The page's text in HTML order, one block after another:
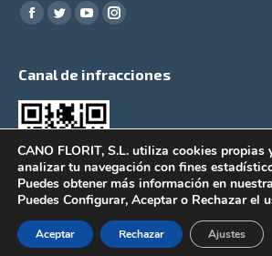
Encuéntranos en:
Facebook
TwitterYouTubeInstagram
Canal de infracciones
CANO FLORIT, S.L. utiliza cookies propias
analizar tu navegación con fines
Puedes obtener más información en nuestra
Puedes Configurar, Aceptar o Rechazar el
Aceptar Rechazar Ajustes